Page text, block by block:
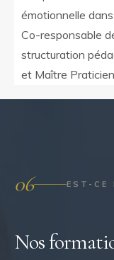
émotionnelle
Co-responsable
structuration
et Maître
06 EST-CE
Nos